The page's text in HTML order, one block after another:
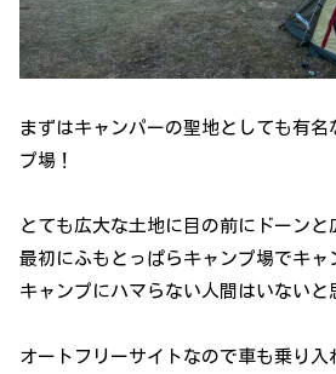
まずはキャンパーの聖地としても有名
プ場！
とても広大な土地に目の前にドーンと
最初にふもとっぱらキャンプ場でキャ
キャンプにハマらない人間はいない
オートフリーサイトなので車も乗り入